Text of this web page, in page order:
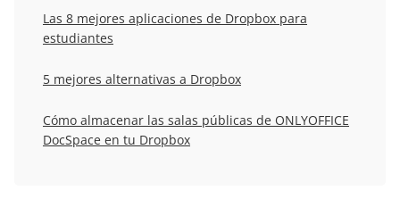
Las 8 mejores aplicaciones de Dropbox para
estudiantes
5 mejores alternativas a Dropbox
Cómo almacenar las salas públicas de ONLYOFFICE
DocSpace en tu Dropbox